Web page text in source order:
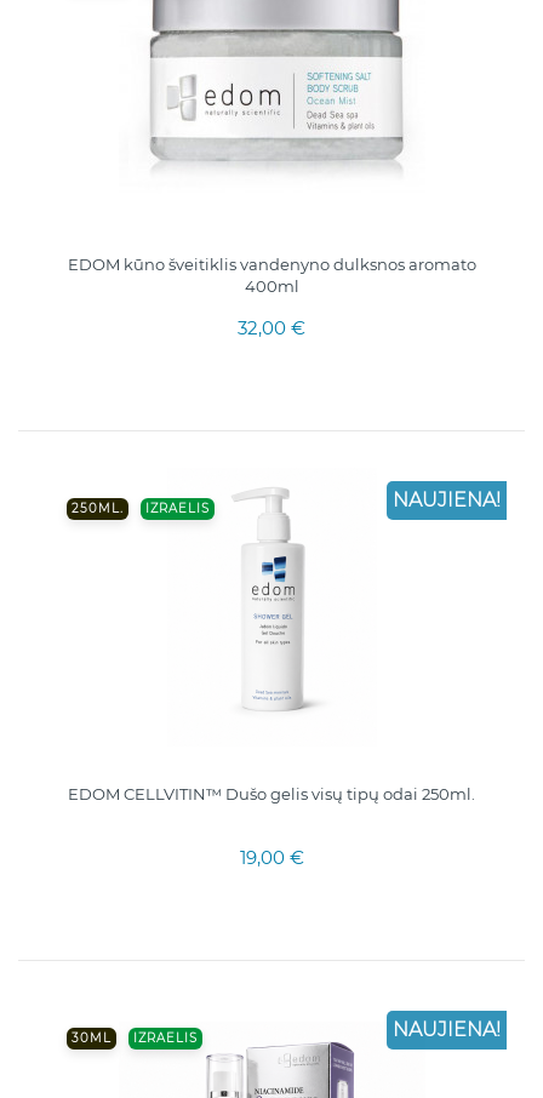
EDOM kūno šveitiklis vandenyno dulksnos aromato
400ml
32,00 €
250ML. IZRAELIS
EDOM CELLVITIN™ Dušo gelis visų tipų odai 250ml.
19,00 €
NAUJIENA!
30ML IZRAELIS NAUJIENA!